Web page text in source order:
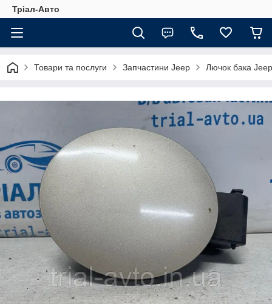
Тріал-Авто
Товари та послуги Запчастини Jeep Лючок бака Jeep